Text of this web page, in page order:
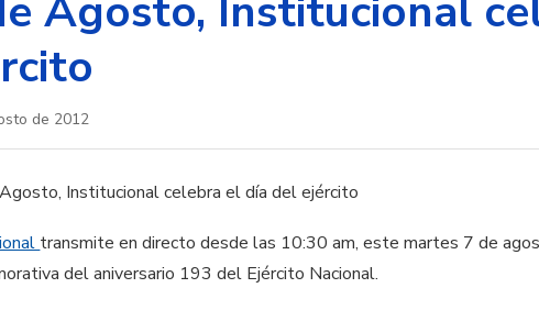
Agosto, Institucional
de 2012
transmite en directo desde las 10:30 am, este martes 7 de
del aniversario 193 del Ejército Nacional.